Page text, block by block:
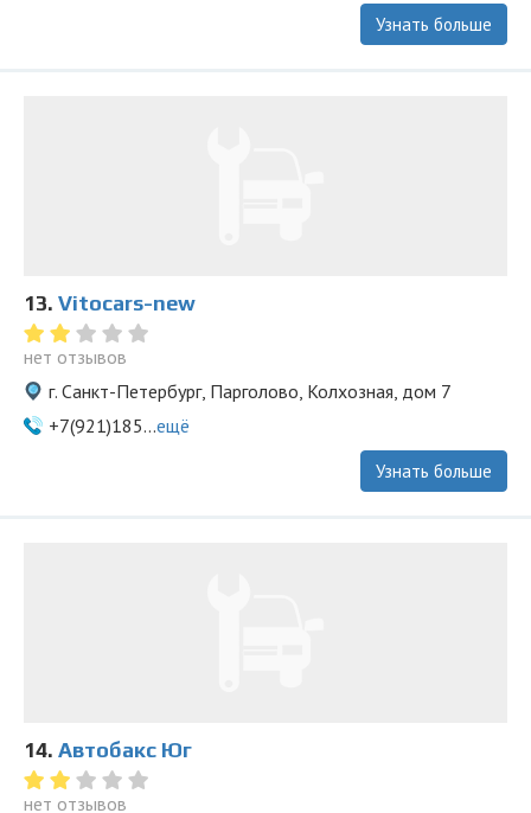
Узнать больше
13. Vitocars-new
нет отзывов
г. Санкт-Петербург, Парголово, Колхозная, дом 7
+7(921)185...ещё
Узнать больше
14. Автобакс Юг
нет отзывов